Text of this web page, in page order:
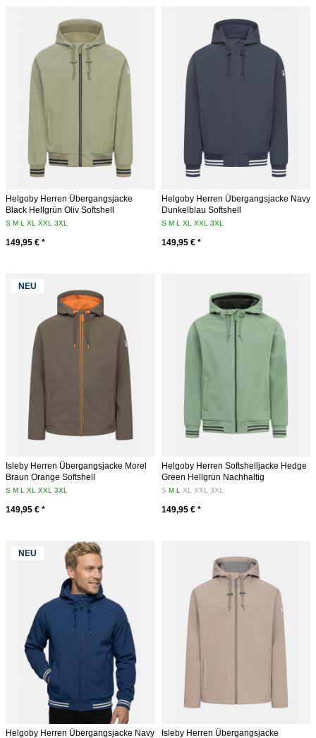
Helgoby Herren Übergangsjacke
Black Hellgrün Oliv Softshell
SMLXLXXL3XL
149,95 € *
Helgoby Herren Übergangsjacke Navy
Dunkelblau Softshell
S M L XL XXL 3XL
149,95 € *
NEU
Isleby Herren Übergangsjacke Morel
Braun Orange Softshell
SMLXLXXL3XL
149,95 € *
Helgoby Herren Softshelljacke Hedge
Green Hellgrün Nachhaltig
S M L XL XXL 3XL
149,95 € *
NEU
Helgoby Herren Übergangsjacke Navy Isleby Herren Übergangsjacke